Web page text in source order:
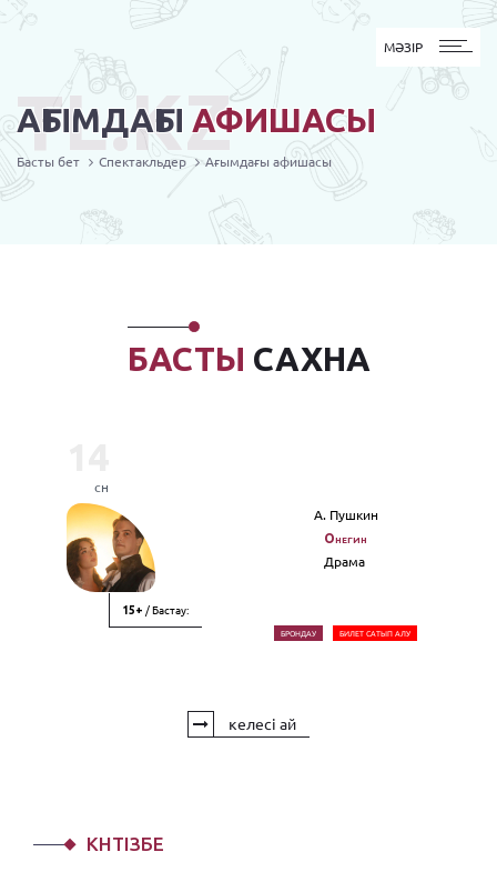
MӘЗІР
МӘЗІР
АҒЫМДАҒЫ АФИШАСЫ
TL.KZ
Басты бет Спектакльдер Ағымдағы афишасы
БАСТЫ САХНА
сн
15+ / Бастау:
А. Пушкин
Онегин
Драма
БРОНДАУ БИЛЕТ САТЫП АЛУ
келесі ай
КҮНТІЗБЕ